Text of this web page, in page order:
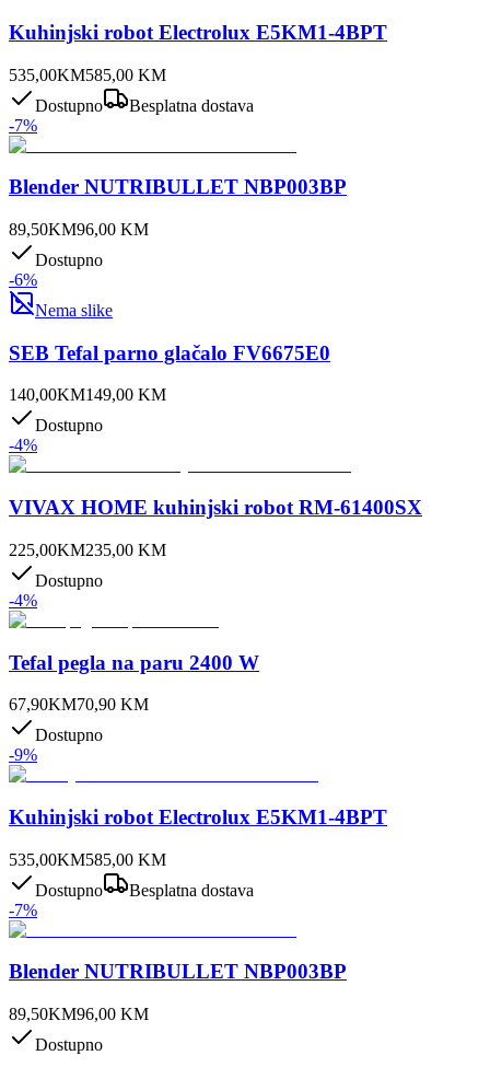
Kuhinjski robot Electrolux E5KM1-4BPT
535,00KM585,00 KM
Dostupno
Besplatna dostava
-7%
Blender NUTRIBULLET NBP003BP
89,50KM96,00 KM
Dostupno
-6%
Nema slike
SEB Tefal parno glačalo FV6675E0
140,00KM149,00 KM
Dostupno
-4%
VIVAX HOME kuhinjski robot RM-61400SX
225,00KM235,00 KM
Dostupno
-4%
Tefal pegla na paru 2400 W
67,90KM70,90 KM
Dostupno
-9%
Kuhinjski robot Electrolux E5KM1-4BPT
535,00KM585,00 KM
Dostupno
Besplatna dostava
-7%
Blender NUTRIBULLET NBP003BP
89,50KM96,00 KM
Dostupno